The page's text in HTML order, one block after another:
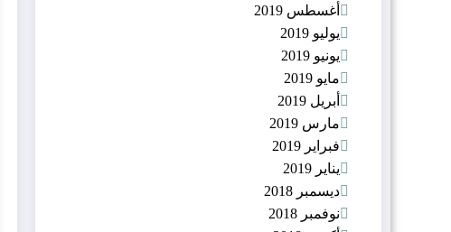
أغسطس 2019
يوليو 2019
يونيو 2019
مايو 2019
أبريل 2019
مارس 2019
فبراير 2019
يناير 2019
ديسمبر 2018
نوفمبر 2018